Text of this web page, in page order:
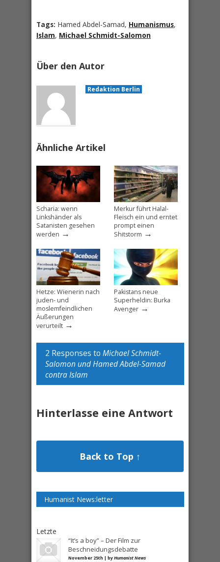
Tags: Hamed Abdel-Samad, Humanismus,
Islam, Michael Schmidt-Salomon
Über den Autor
Redaktion Berlin
Ähnliche Artikel
Scharia: wenn
Linkshänder als
Satanisten gesehen
werden →
Merkur führt Halal-
Fleisch ein und erntet
prompt einen
Shitstorm →
Hetze: Wienerin nach
juden- und
moslemfeindlichen
Äußerungen
verurteilt →
Pakistans neue
Superheldin: Burka
Avenger →
2 Responses to Michael Schmidt-
Salomon und Hamed Abdel-Samad
contra Islam
Hinterlasse eine Antwort
Back to Top ↑
Humanist News:letter
Letzte
“It’s a boy” – Der Film zur
Beschneidungsdebatte
November 25th | byHumanist News